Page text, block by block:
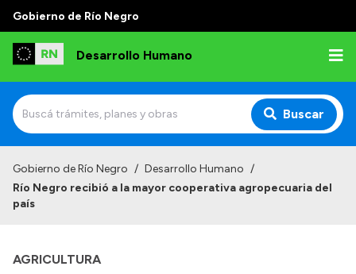
Gobierno de Río Negro
Desarrollo Humano
Buscar
Institucional
Autoridades
Gobierno de Río Negro / Desarrollo Humano /
Río Negro recibió a la mayor cooperativa agropecuaria del
país
AGRICULTURA